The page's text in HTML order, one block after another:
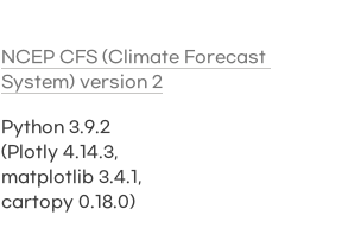
NCEP CFS (Climate Forecast
System) version 2
Python 3.9.2
(Plotly 4.14.3,
matplotlib 3.4.1,
cartopy 0.18.0)